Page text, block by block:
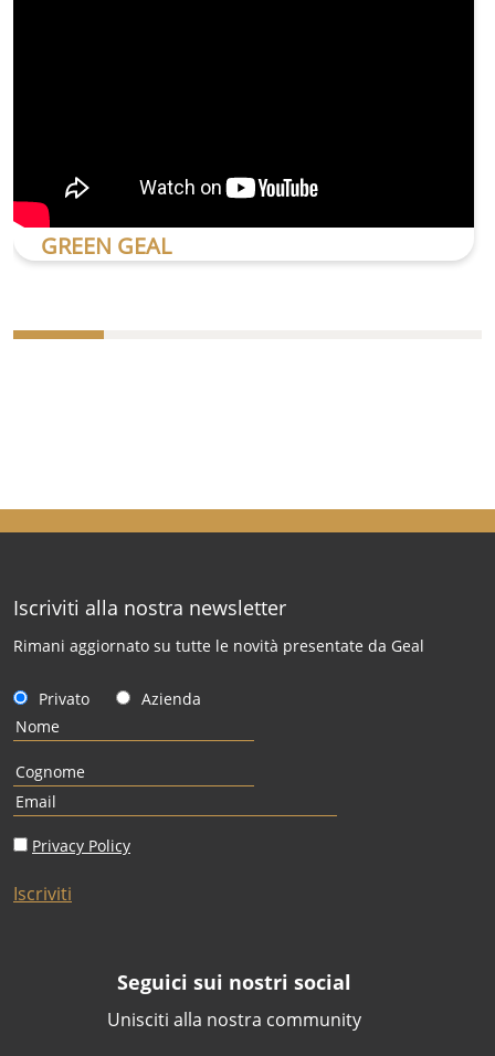
GREEN GEAL
Iscriviti alla nostra newsletter
Rimani aggiornato su tutte le novità presentate da Geal
Privato Azienda
Privacy Policy
Iscriviti
Seguici sui nostri social
Unisciti alla nostra community